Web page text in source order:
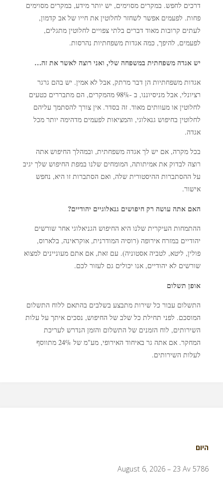
דרכים לחפש. במקרים מסוימים, יש יותר מידע, במקרים מסוימים
פחות. לפעמים אפשר לשחזר לחלוטין את חייו של אב קדמון,
לעתים קרובות מאוד דברים בלתי צפויים לחלוטין מתגלים,
לפעמים, להיפך, כמה אגדות משפחתיות נהרסות.
יש אגדה משפחתית במשפחה שלי, ואני רוצה לאשר את זה…
אגדות משפחתיות הן דבר מרתק, אבל לא אמין. יש בהם גרגר
רציונלי, אבל מניסיוננו, ב -98% מהמקרים, הם מתבררים כטעים
לחלוטין או מעוותים מאוד. זה בסדר. אין צורך להסתמך עליהם
לחלוטין בחיפוש גנאלוגי, והמציאות לפעמים מדהימה יותר מכל
אגדה.
בכל מקרה, אם יש לך אגדה משפחתית, ובמהלך החיפוש אתה
רוצה לבדוק את אמיתותה, המומחים שלנו במפת החיפוש שלך יגיב
על ההסתברות ההיסטורית שלה, ואם הסתברות זו היא, נחפש
אישור.
האם אתה עושה רק חיפושים גנאלוגיים יהודיים?
ההתמחות העיקרית שלנו היא החיפוש הגניאלוגי אחר שורשים
יהודיים במזרח אירופה (רוסיה המודרנית, אוקראינה, בלארוס,
פולין, ליטא, לטביה אסטוניה). עם זאת, אם אתם מעוניינים למצוא
שורשים לא יהודיים, אנו יכולים גם לעזור לכם.
אופן תשלום
התשלום עבור כל שירות מתבצע בשלבים בהתאם ללוח התשלום
המוסכם. לפני תחילת כל שלב של החיפוש, נסכים איתך על עלות
השירותים, לוח הזמנים של התשלום והזמן הנדרש לעריכת
המחקר. אם אתה גר באיחוד האירופי, מע"מ של 24% מתווסף
לעלות השירותים.
היום
August 6, 2026 – 23 Av 5786